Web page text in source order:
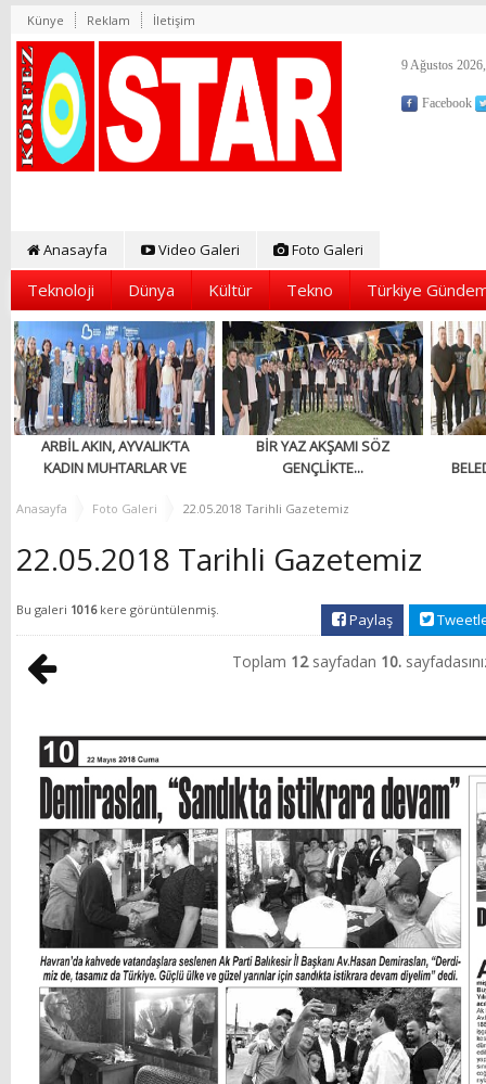
Künye Reklam İletişim
9 Ağustos
Facebook
Anasayfa Video Galeri Foto Galeri
Teknoloji Dünya Kültür Tekno Türkiye
ARBİL AKIN, AYVALIK’TA
KADIN MUHTARLAR VE
BULUŞTU
BİR YAZ AKŞAMI SÖZ
GENÇLİKTE...
Anasayfa Foto Galeri 22.05.2018 Tarihli Gazetemiz
22.05.2018 Tarihli Gazetemiz
Bu galeri 1016kere görüntülenmiş.
Paylaş
Toplam 12sayfadan 10.